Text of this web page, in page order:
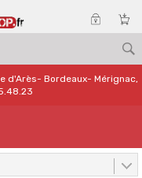
d'Arès- Bordeaux- Mérignac,